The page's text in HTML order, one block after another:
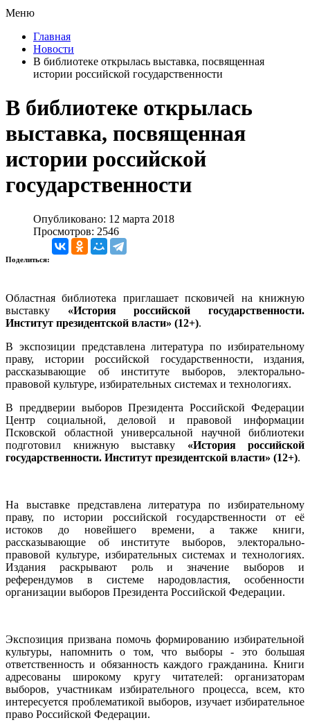
Меню
Главная
Новости
В библиотеке открылась выставка, посвященная
истории российской государственности
В библиотеке открылась
выставка, посвященная
истории российской
государственности
Опубликовано: 12 марта 2018
Просмотров: 2546
Поделиться:
Областная библиотека приглашает псковичей на книжную
выставку «История российской государственности.
Институт президентской власти» (12+).
В экспозиции представлена литература по избирательному
праву, истории российской государственности, издания,
рассказывающие об институте выборов, электорально-
правовой культуре, избирательных системах и технологиях.
В преддверии выборов Президента Российской Федерации
Центр социальной, деловой и правовой информации
Псковской областной универсальной научной библиотеки
подготовил книжную выставку «История российской
государственности. Институт президентской власти» (12+).
На выставке представлена литература по избирательному
праву, по истории российской государственности от её
истоков до новейшего времени, а также книги,
рассказывающие об институте выборов, электорально-
правовой культуре, избирательных системах и технологиях.
Издания раскрывают роль и значение выборов и
референдумов в системе народовластия, особенности
организации выборов Президента Российской Федерации.
Экспозиция призвана помочь формированию избирательной
культуры, напомнить о том, что выборы - это большая
ответственность и обязанность каждого гражданина. Книги
адресованы широкому кругу читателей: организаторам
выборов, участникам избирательного процесса, всем, кто
интересуется проблематикой выборов, изучает избирательное
право Российской Федерации.